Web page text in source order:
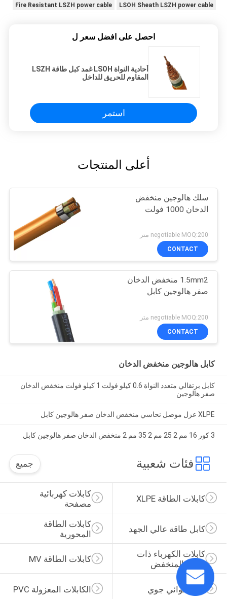
LSOH Sheath LSZH power cable
Fire Resistant LSZH power cable
احصل على افضل سعر ل
أحادية النواة LSOH غمد كبل طاقة LSZH
المقاوم للحريق للداخل
استمر
أعلى المنتجات
سلك هالوجين منخفض
الدخان 1000 فولت
negotiable MOQ:200 متر
CONTACT
1.5mm2 منخفض الدخان
صفر هالوجين كابل
negotiable MOQ:200 متر
CONTACT
كابل هالوجين منخفض الدخان
كابل برتقالي متعدد النواة 0.6 كيلو فولت 1 كيلو فولت منخفض الدخان
صفر هالوجين
XLPE عزل موصل نحاسي منخفض الدخان صفر هالوجين كابل
3 كور 16 مم 2 25 مم 2 35 مم 2 منخفض الدخان صفر هالوجين كابل
فئات شعبية جميع
كابلات كهربائية
مصفحة
كابلات الطاقة XLPE
كابلات الطاقة
المحورية
كابل طاقة عالي الجهد
كابلات الطاقة MV
كابلات الكهرباء ذات
الجهد المنخفض
الكابلات المعزولة PVC كابل هوائي جوي